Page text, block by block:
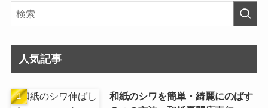
人気記事
和紙のシワを簡単・綺麗にのばす